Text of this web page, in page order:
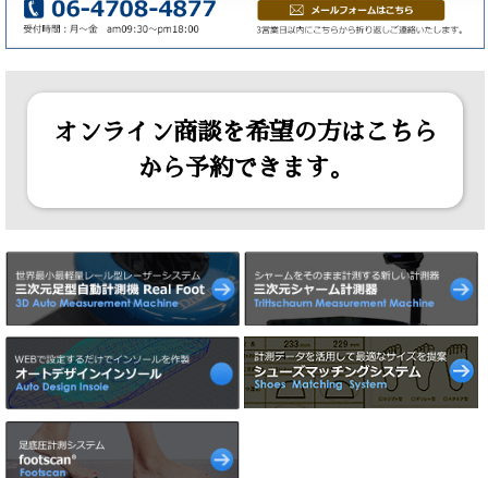
オンライン商談を希望の方はこちら
から予約できます。